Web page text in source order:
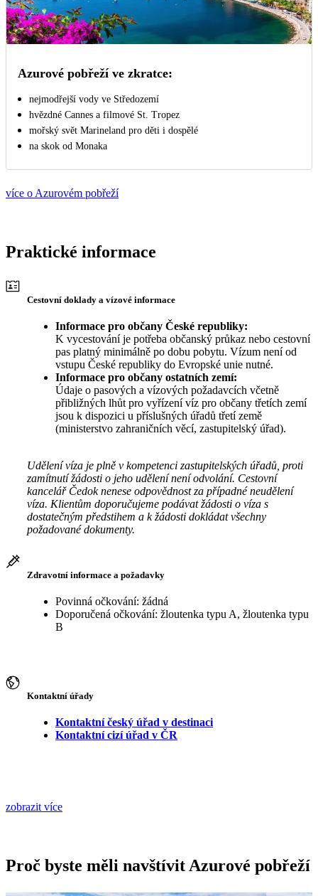
Azurové pobřeží ve zkratce:
nejmodřejší vody ve Středozemí
hvězdné Cannes a filmové St. Tropez
mořský svět Marineland pro děti i dospělé
na skok od Monaka
více o Azurovém pobřeží
Praktické informace
Cestovní doklady a vízové informace
Informace pro občany České republiky:
K vycestování je potřeba občanský průkaz nebo cestovní
pas platný minimálně po dobu pobytu. Vízum není od
vstupu České republiky do Evropské unie nutné.
Informace pro občany ostatních zemí:
Údaje o pasových a vízových požadavcích včetně
přibližných lhůt pro vyřízení víz pro občany třetích zemí
jsou k dispozici u příslušných úřadů třetí země
(ministerstvo zahraničních věcí, zastupitelský úřad).
Udělení víza je plně v kompetenci zastupitelských úřadů, proti
zamítnutí žádosti o jeho udělení není odvolání. Cestovní
kancelář Čedok nenese odpovědnost za případné neudělení
víza. Klientům doporučujeme podávat žádosti o víza s
dostatečným předstihem a k žádosti dokládat všechny
požadované dokumenty.
Zdravotní informace a požadavky
Povinná očkování: žádná
Doporučená očkování: žloutenka typu A, žloutenka typu
B
Kontaktní úřady
Kontaktní český úřad v destinaci
Kontaktní cizí úřad v ČR
zobrazit více
Proč byste měli navštívit Azurové pobřeží